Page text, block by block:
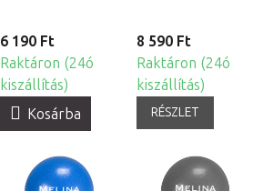
6 190 Ft
Raktáron (24ó
kiszállítás)
Kosárba
8 590 Ft
Raktáron (24ó
kiszállítás)
RÉSZLET